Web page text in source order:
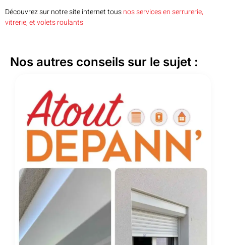
Découvrez sur notre site internet tousnos services en serrurerie,
vitrerie, et volets roulants
Nos autres conseils sur le sujet :